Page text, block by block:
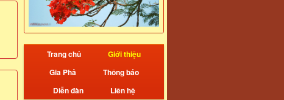
Trang chủ
Giới thiệu
Gia Phả
Thông báo
Diễn đàn
Liên hệ